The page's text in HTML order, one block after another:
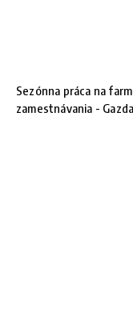
Sezónna práca na
zamestnávania -